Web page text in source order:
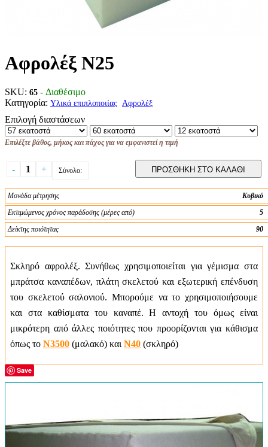
Αφρολέξ Ν25
SKU: 65 - Διαθέσιμο
Κατηγορία: Υλικά επιπλοποιίας Αφρολέξ
Επιλογή διαστάσεων
Επιλέξτε βάθος, μήκος και πάχος για να εμφανιστεί η τιμή
- 1 + Σύνολο: ΠΡΟΣΘΗΚΗ ΣΤΟ ΚΑΛΑΘΙ
Μονάδα μέτρησης
Κυβικό
Εκτιμώμενος χρόνος παράδοσης (μέρες από)
5
Δείκτης ποιότητας
90
Σκληρό αφρολέξ. Συνήθως χρησιμοποιείται για γέμισμα στα
μπράτσα καναπέδων, πλάτη σκελετού και εξωτερική επένδυση
του σκελετού σαλονιού. Μπορούμε να το χρησιμοποιήσουμε
και στα καθίσματα του καναπέ. Η αντοχή του όμως είναι
μικρότερη από άλλες ποιότητες που προορίζονται για κάθισμα
όπως το N3500 (μαλακό) καιN40 (σκληρό)
Save